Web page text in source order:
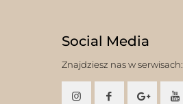
Social Media
Znajdziesz nas w serwisach: